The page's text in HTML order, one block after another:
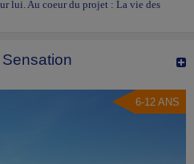
lui. Au coeur du projet : La vie des
6-12 ANS